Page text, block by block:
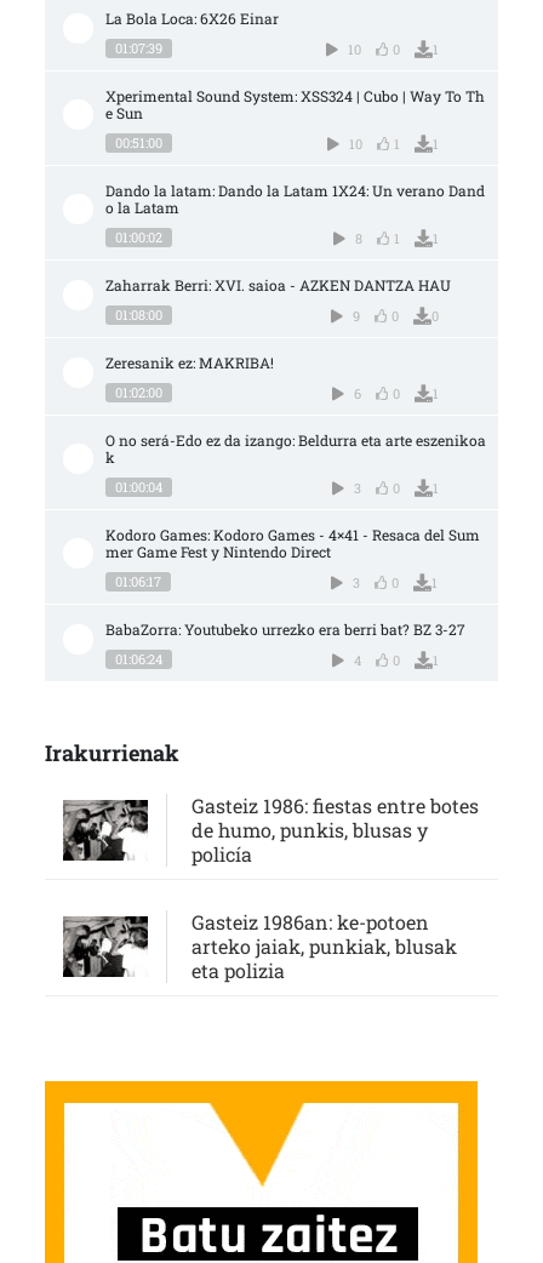
La Bola Loca: 6X26 Einar
01:07:39 10 0 1
Xperimental Sound System: XSS324 | Cubo | Way To Th
e Sun
00:51:00 10 1 1
Dando la latam: Dando la Latam 1X24: Un verano Dand
o la Latam
01:00:02 8 1 1
Zaharrak Berri: XVI. saioa - AZKEN DANTZA HAU
01:08:00 9 0 0
Zeresanik ez: MAKRIBA!
01:02:00 6 0 1
O no será-Edo ez da izango: Beldurra eta arte eszenikoa
k
01:00:04 3 0 1
Kodoro Games: Kodoro Games - 4×41 - Resaca del Sum
mer Game Fest y Nintendo Direct
01:06:17 3 0 1
BabaZorra: Youtubeko urrezko era berri bat? BZ 3-27
01:06:24 4 0 1
Irakurrienak
Gasteiz 1986: fiestas entre botes
de humo, punkis, blusas y
policía
Gasteiz 1986an: ke-potoen
arteko jaiak, punkiak, blusak
eta polizia